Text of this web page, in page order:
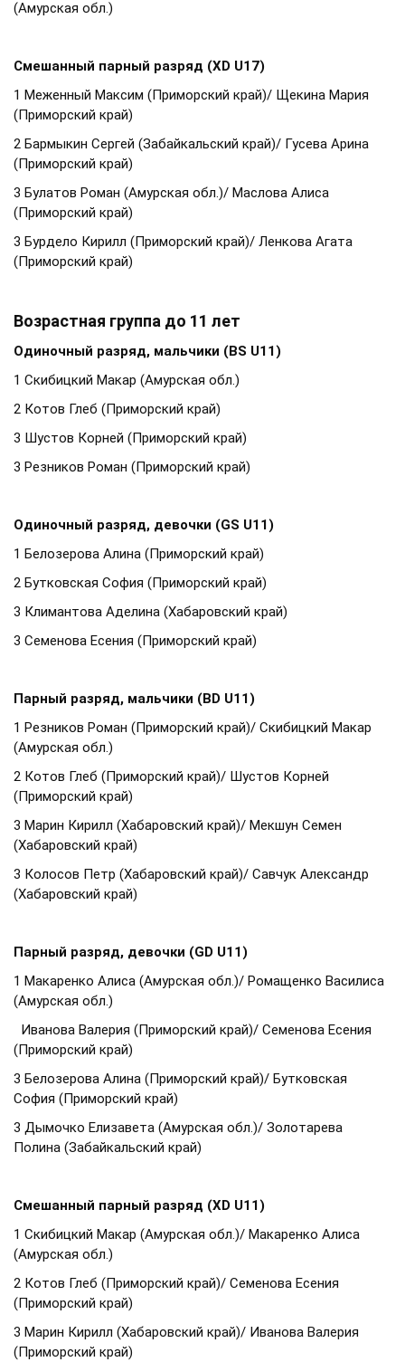
(Амурская обл.)
Смешанный парный разряд (XD U17)
1 Меженный Максим (Приморский край)/ Щекина Мария
(Приморский край)
2 Бармыкин Сергей (Забайкальский край)/ Гусева Арина
(Приморский край)
3 Булатов Роман (Амурская обл.)/ Маслова Алиса
(Приморский край)
3 Бурдело Кирилл (Приморский край)/ Ленкова Агата
(Приморский край)
Возрастная группа до 11 лет
Одиночный разряд, мальчики (BS U11)
1 Скибицкий Макар (Амурская обл.)
2 Котов Глеб (Приморский край)
3 Шустов Корней (Приморский край)
3 Резников Роман (Приморский край)
Одиночный разряд, девочки (GS U11)
1 Белозерова Алина (Приморский край)
2 Бутковская София (Приморский край)
3 Климантова Аделина (Хабаровский край)
3 Семенова Есения (Приморский край)
Парный разряд, мальчики (BD U11)
1 Резников Роман (Приморский край)/ Скибицкий Макар
(Амурская обл.)
2 Котов Глеб (Приморский край)/ Шустов Корней
(Приморский край)
3 Марин Кирилл (Хабаровский край)/ Мекшун Семен
(Хабаровский край)
3 Колосов Петр (Хабаровский край)/ Савчук Александр
(Хабаровский край)
Парный разряд, девочки (GD U11)
1 Макаренко Алиса (Амурская обл.)/ Ромащенко Василиса
(Амурская обл.)
Иванова Валерия (Приморский край)/ Семенова Есения
(Приморский край)
3 Белозерова Алина (Приморский край)/ Бутковская
София (Приморский край)
3 Дымочко Елизавета (Амурская обл.)/ Золотарева
Полина (Забайкальский край)
Смешанный парный разряд (XD U11)
1 Скибицкий Макар (Амурская обл.)/ Макаренко Алиса
(Амурская обл.)
2 Котов Глеб (Приморский край)/ Семенова Есения
(Приморский край)
3 Марин Кирилл (Хабаровский край)/ Иванова Валерия
(Приморский край)